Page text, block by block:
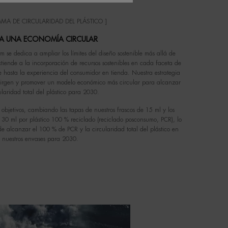
DE CIRCULARIDAD DEL PLÁSTICO ]
UNA ECONOMÍA CIRCULAR
se dedica a ampliar los límites del diseño sostenible más allá de
a la incorporación de recursos sostenibles en cada faceta de
hasta la experiencia del consumidor en tienda. Nuestra estrategia
y promover un modelo económico más circular para alcanzar
total del plástico para 2030.
cambiando las tapas de nuestros frascos de 15 ml y los
ml por plástico 100 % reciclado (reciclado posconsumo, PCR), lo
alcanzar el 100 % de PCR y la circularidad total del plástico en
nuestros envases para 2030.